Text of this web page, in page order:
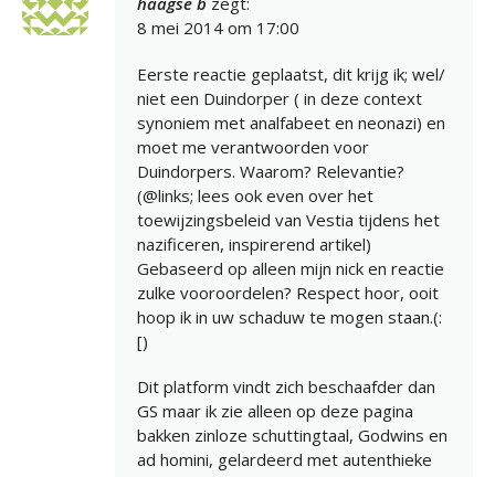
8 mei 2014 om 17:00
Eerste reactie geplaatst, dit krijg ik; wel/
niet een Duindorper ( in deze context
synoniem met analfabeet en neonazi) en
moet me verantwoorden voor
Duindorpers. Waarom? Relevantie?
(@links; lees ook even over het
toewijzingsbeleid van Vestia tijdens het
nazificeren, inspirerend artikel)
Gebaseerd op alleen mijn nick en reactie
zulke vooroordelen? Respect hoor, ooit
hoop ik in uw schaduw te mogen staan.(:
[)
Dit platform vindt zich beschaafder dan
GS maar ik zie alleen op deze pagina
bakken zinloze schuttingtaal, Godwins en
ad homini, gelardeerd met autenthieke